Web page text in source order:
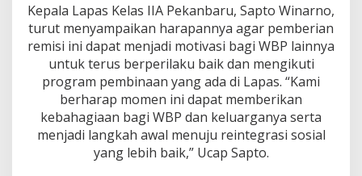
Kepala Lapas Kelas IIA Pekanbaru, Sapto Winarno,
turut menyampaikan harapannya agar pemberian
remisi ini dapat menjadi motivasi bagi WBP lainnya
untuk terus berperilaku baik dan mengikuti
program pembinaan yang ada di Lapas. “Kami
berharap momen ini dapat memberikan
kebahagiaan bagi WBP dan keluarganya serta
menjadi langkah awal menuju reintegrasi sosial
yang lebih baik,” Ucap Sapto.